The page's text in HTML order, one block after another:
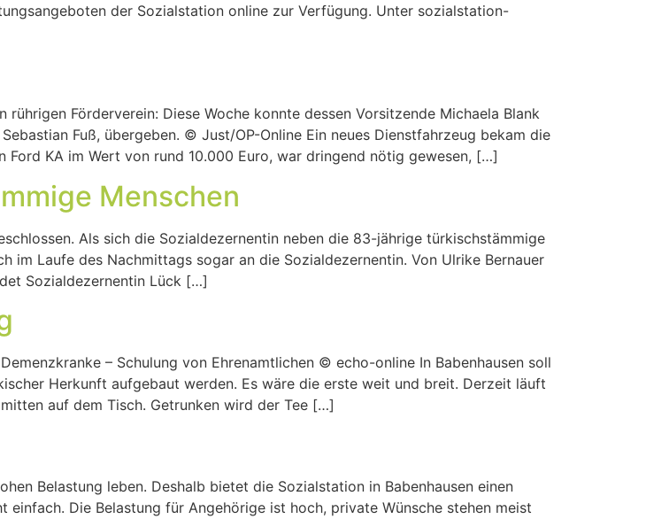
der Sozialstation online zur Verfügung. Unter sozialstation-
Förderverein: Diese Woche konnte dessen Vorsitzende Michaela Blank
Fuß, übergeben. © Just/OP-Online Ein neues Dienstfahrzeug bekam die
KA im Wert von rund 10.000 Euro, war dringend nötig gewesen, […]
Menschen
Als sich die Sozialdezernentin neben die 83-jährige türkischstämmige
im Laufe des Nachmittags sogar an die Sozialdezernentin. Von Ulrike Bernauer
Sozialdezernentin Lück […]
– Schulung von Ehrenamtlichen © echo-online In Babenhausen soll
Herkunft aufgebaut werden. Es wäre die erste weit und breit. Derzeit läuft
auf dem Tisch. Getrunken wird der Tee […]
Belastung leben. Deshalb bietet die Sozialstation in Babenhausen einen
Die Belastung für Angehörige ist hoch, private Wünsche stehen meist